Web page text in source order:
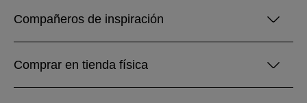
Compañeros de inspiración
Comprar en tienda física